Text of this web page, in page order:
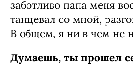
заботливо папа меня
танцевал со мной,
В общем, я ни в чем не
Думаешь, ты прошел